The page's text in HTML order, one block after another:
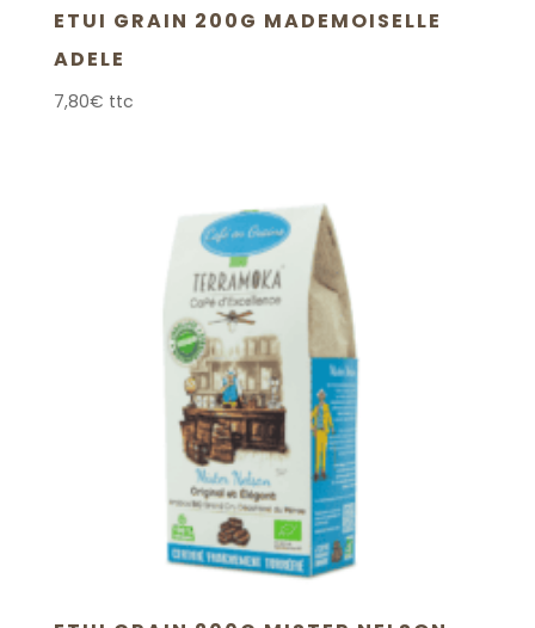
ETUI GRAIN 200G MADEMOISELLE
ADELE
7,80€ ttc